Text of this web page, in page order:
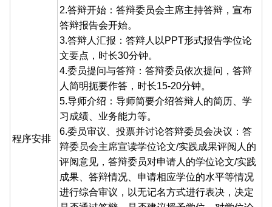
程序安排
2.答辩开始：答辩委员会主席主持答辩，宣布
答辩报告会开始。
3.答辩人汇报：答辩人以PPT形式报告学位论
文要点，时长30分钟。
4.委员提问与答辩：答辩委员依次提问，答辩
人简明扼要作答，时长15-20分钟。
5.导师介绍：导师简要介绍答辩人的简历、学
习成绩、业务能力等。
6.委员审议、投票并讨论答辩委员会决议：答
辩委员会主席宣读学位论文/实践成果评阅人的
评阅意见，答辩委员对申请人的学位论文/实践
成果、答辩情况、申请相应学位的水平等情况
进行综合审议，以无记名方式进行表决，决定